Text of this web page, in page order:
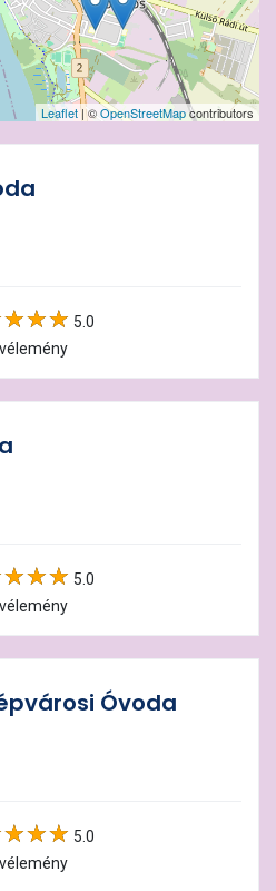
Leaflet| ©OpenStreetMapcontributors
5.0
5.0
Óvoda
5.0